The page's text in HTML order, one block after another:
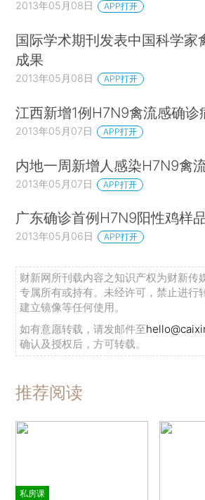
2013年05月08日 APP打开
国际学术期刊发表中国科学家
成果
2013年05月08日 APP打开
江西新增1例H7N9禽流感确诊
2013年05月07日 APP打开
内地一周新增人感染H7N9禽
2013年05月07日 APP打开
广东确诊首例H7N9阳性鸡样
2013年05月06日 APP打开
财新网所刊载内容之知识产权为财新传
专属所有或持有。未经许可，禁止进行
建立镜像等任何使用。
如有意愿转载，请发邮件至
确认及授权后，方可转载。
推荐阅读
私房课